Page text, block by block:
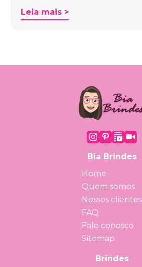
Leia mais >
Bia Brindes
Home
Quem somos
Nossos clientes
FAQ
Fale conosco
Sitemap
Brindes